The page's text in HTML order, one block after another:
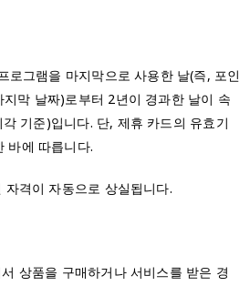
로그램을 마지막으로 사용한 날(즉, 포인
막 날짜)로부터 2년이 경과한 날이 속
기준)입니다. 단, 제휴 카드의 유효기
바에 따릅니다.
격이 자동으로 상실됩니다.
상품을 구매하거나 서비스를 받은 경